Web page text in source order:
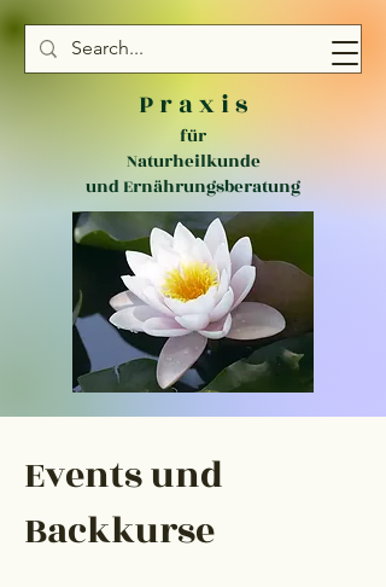
P r a x i s
für
Naturheilkunde
und Ernährungsberatung
Events und
Backkurse